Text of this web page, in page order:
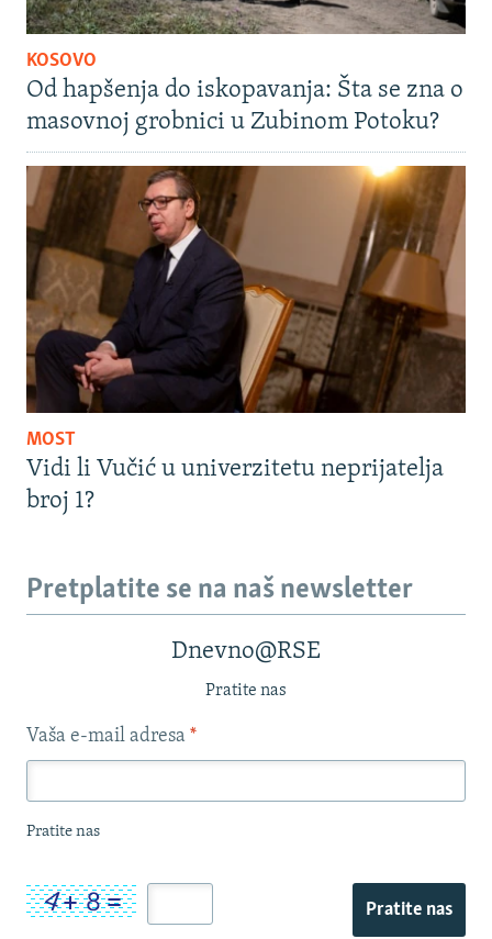
KOSOVO
Od hapšenja do iskopavanja: Šta se zna o
masovnoj grobnici u Zubinom Potoku?
MOST
Vidi li Vučić u univerzitetu neprijatelja
broj 1?
Pretplatite se na naš newsletter
Dnevno@RSE
Pratite nas
Vaša e-mail adresa *
Pratite nas
Pratite nas